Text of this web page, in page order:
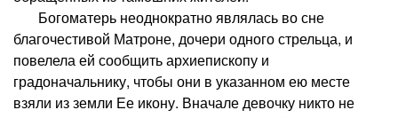
Богоматерь неоднократно являлась во сне
благочестивой Матроне, дочери одного стрельца, и
повелела ей сообщить архиепископу и
градоначальнику, чтобы они в указанном ею месте
взяли из земли Ее икону. Вначале девочку никто не